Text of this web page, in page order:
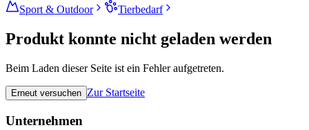
Sport & Outdoor
Tierbedarf
Produkt konnte nicht geladen werden
Beim Laden dieser Seite ist ein Fehler aufgetreten.
Erneut versuchen Zur Startseite
Unternehmen